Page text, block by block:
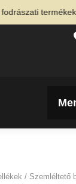
/ Szemléltető